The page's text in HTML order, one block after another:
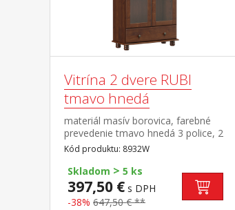
Vitrína 2 dvere RUBI
tmavo hnedá
materiál masív borovica, farebné
prevedenie tmavo hnedá 3 police, 2
presklené dvere široká zásuvka s
kovovými pojazdmi
Kód produktu: 8932W
Skladom > 5 ks
397,50 € s DPH
-38% 647,50 € **